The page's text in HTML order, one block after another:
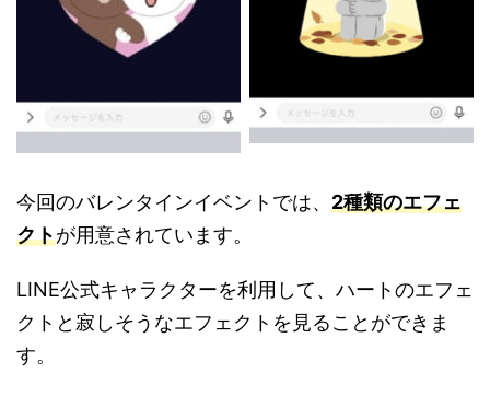
今回のバレンタインイベントでは、 2種類のエフェ
クトが用意されています。
LINE公式キャラクターを利用して、ハートのエフェ
クトと寂しそうなエフェクトを見ることができま
す。